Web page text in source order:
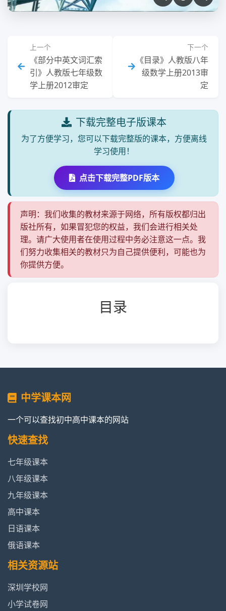
上一个
《部分中英文词汇索
引》人教版七年级数
学上册2012审定
下一个
《目录》人教版八年
级数学上册2013审
定
下载完整电子版课本
为了方便学习，您可以下载完整版的课本，方便离线
学习使用！
点击下载完整PDF版本
声明：我们收集的教材来源于网络，所有版权都归出
版社所有，如果冒犯您的权益，我们会进行相关处
理。请广大使用者在使用过程中务必注意这一点。我
们努力收集相关的教材只为自己提供便利，可能也为
你提供方便。
目录
中学课本网
一个可以查找初中高中课本的网站
快速查找
七年级课本
八年级课本
九年级课本
高中课本
日语课本
俄语课本
相关资源站
深圳学校网
小学试卷网